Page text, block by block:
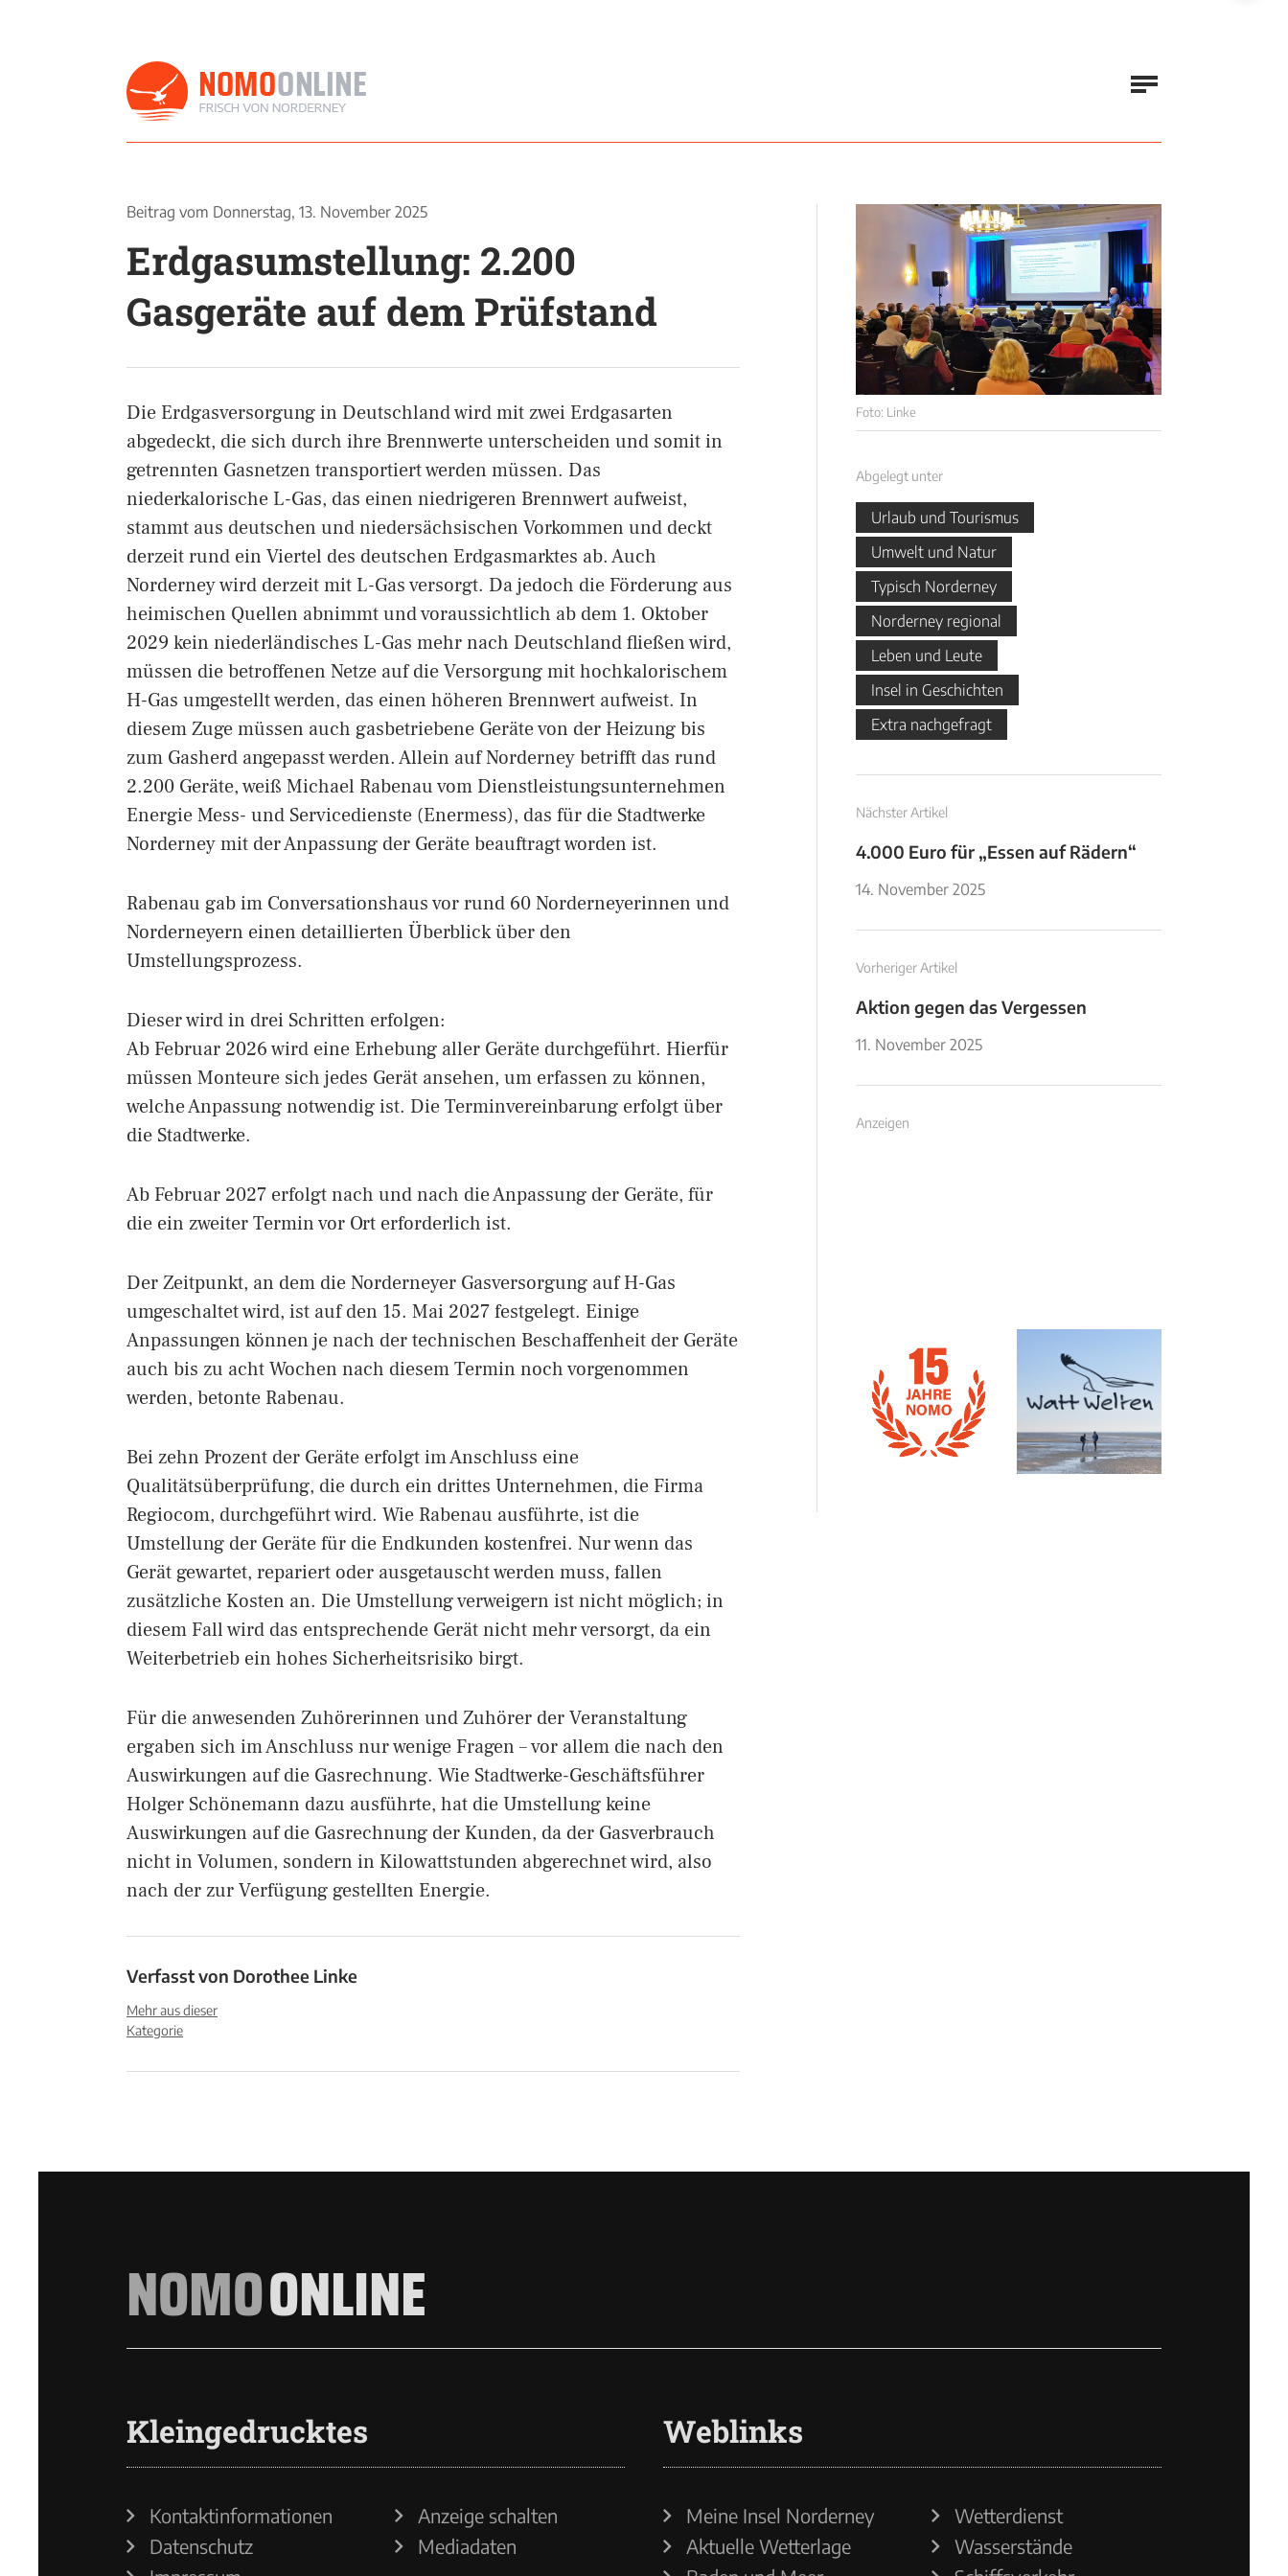
Foto: Linke
Beitrag vom Donnerstag, 13. November 2025
Erdgasumstellung: 2.200
Gasgeräte auf dem Prüfstand
Die Erdgasversorgung in Deutschland wird mit zwei Erdgasarten
abgedeckt, die sich durch ihre Brennwerte unterscheiden und somit in
getrennten Gasnetzen transportiert werden müssen. Das
niederkalorische L-Gas, das einen niedrigeren Brennwert aufweist,
stammt aus deutschen und niedersächsischen Vorkommen und deckt
derzeit rund ein Viertel des deutschen Erdgasmarktes ab. Auch
Norderney wird derzeit mit L-Gas versorgt. Da jedoch die Förderung aus
heimischen Quellen abnimmt und voraussichtlich ab dem 1. Oktober
2029 kein niederländisches L-Gas mehr nach Deutschland fließen wird,
müssen die betroffenen Netze auf die Versorgung mit hochkalorischem
H-Gas umgestellt werden, das einen höheren Brennwert aufweist. In
diesem Zuge müssen auch gasbetriebene Geräte von der Heizung bis
zum Gasherd angepasst werden. Allein auf Norderney betrifft das rund
2.200 Geräte, weiß Michael Rabenau vom Dienstleistungsunternehmen
Energie Mess- und Servicedienste (Enermess), das für die Stadtwerke
Norderney mit der Anpassung der Geräte beauftragt worden ist.
Rabenau gab im Conversationshaus vor rund 60 Norderneyerinnen und
Norderneyern einen detaillierten Überblick über den
Umstellungsprozess.
Dieser wird in drei Schritten erfolgen:
Ab Februar 2026 wird eine Erhebung aller Geräte durchgeführt. Hierfür
müssen Monteure sich jedes Gerät ansehen, um erfassen zu können,
welche Anpassung notwendig ist. Die Terminvereinbarung erfolgt über
die Stadtwerke.
Ab Februar 2027 erfolgt nach und nach die Anpassung der Geräte, für
die ein zweiter Termin vor Ort erforderlich ist.
Der Zeitpunkt, an dem die Norderneyer Gasversorgung auf H-Gas
umgeschaltet wird, ist auf den 15. Mai 2027 festgelegt. Einige
Anpassungen können je nach der technischen Beschaffenheit der Geräte
auch bis zu acht Wochen nach diesem Termin noch vorgenommen
werden, betonte Rabenau.
Bei zehn Prozent der Geräte erfolgt im Anschluss eine
Qualitätsüberprüfung, die durch ein drittes Unternehmen, die Firma
Regiocom, durchgeführt wird. Wie Rabenau ausführte, ist die
Umstellung der Geräte für die Endkunden kostenfrei. Nur wenn das
Gerät gewartet, repariert oder ausgetauscht werden muss, fallen
zusätzliche Kosten an. Die Umstellung verweigern ist nicht möglich; in
diesem Fall wird das entsprechende Gerät nicht mehr versorgt, da ein
Weiterbetrieb ein hohes Sicherheitsrisiko birgt.
Für die anwesenden Zuhörerinnen und Zuhörer der Veranstaltung
ergaben sich im Anschluss nur wenige Fragen – vor allem die nach den
Auswirkungen auf die Gasrechnung. Wie Stadtwerke-Geschäftsführer
Holger Schönemann dazu ausführte, hat die Umstellung keine
Auswirkungen auf die Gasrechnung der Kunden, da der Gasverbrauch
nicht in Volumen, sondern in Kilowattstunden abgerechnet wird, also
nach der zur Verfügung gestellten Energie.
Verfasst von Dorothee Linke
Mehr aus dieser
Kategorie
Abgelegt unter
Urlaub und Tourismus
Umwelt und Natur
Typisch Norderney
Norderney regional
Leben und Leute
Insel in Geschichten
Extra nachgefragt
Nächster Artikel
4.000 Euro für „Essen auf Rädern“
14. November 2025
Vorheriger Artikel
Aktion gegen das Vergessen
11. November 2025
Anzeigen
NOMOONLINE
Kleingedrucktes
Kontaktinformationen
Datenschutz
Anzeige schalten
Mediadaten
Weblinks
Meine Insel Norderney
Aktuelle Wetterlage
Wetterdienst
Wasserstände